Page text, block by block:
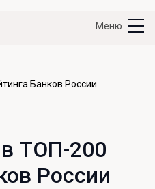
Меню
Банков России
в ТОП-200
России